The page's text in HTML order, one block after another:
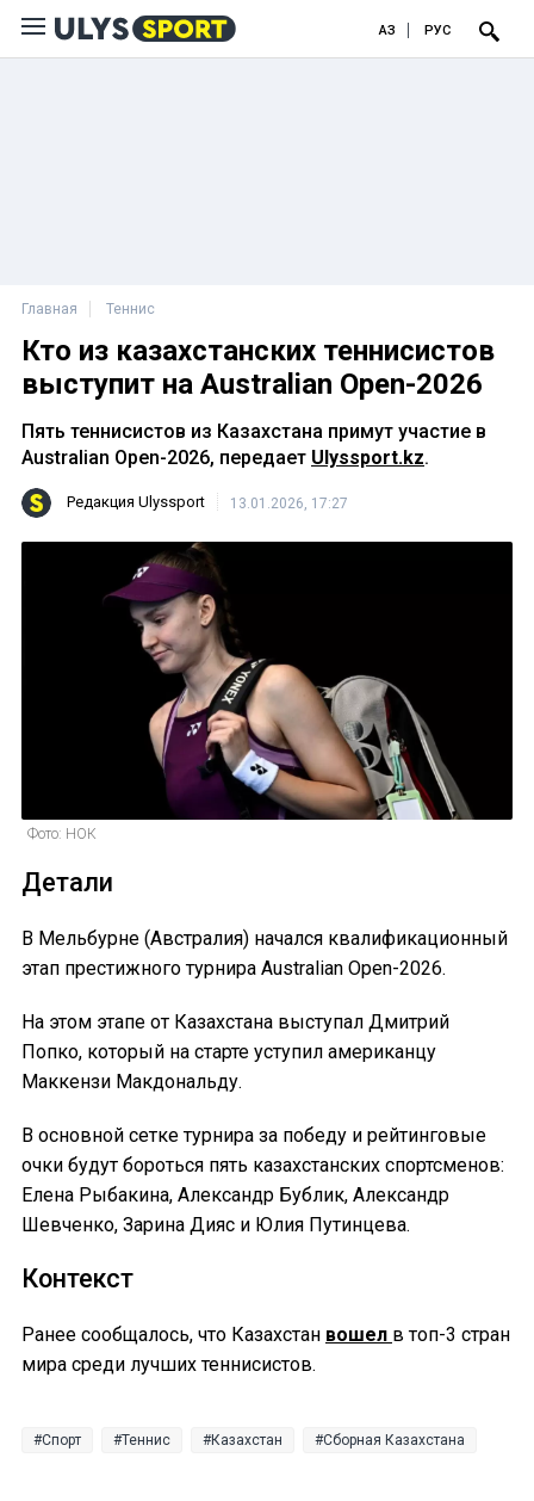
ҚАЗ РУС
Главная Теннис
Кто из казахстанских теннисистов
выступит на Australian Open-2026
Пять теннисистов из Казахстана примут участие в
Australian Open-2026, передает Ulyssport.kz.
Редакция Ulyssport 13.01.2026, 17:27
Фото: НОК
Детали
В Мельбурне (Австралия) начался квалификационный
этап престижного турнира Australian Open-2026.
На этом этапе от Казахстана выступал Дмитрий
Попко, который на старте уступил американцу
Маккензи Макдональду.
В основной сетке турнира за победу и рейтинговые
очки будут бороться пять казахстанских спортсменов:
Елена Рыбакина, Александр Бублик, Александр
Шевченко, Зарина Дияс и Юлия Путинцева.
Контекст
Ранее сообщалось, что Казахстан вошел в топ-3 стран
мира среди лучших теннисистов.
Спорт Теннис Казахстан Сборная Казахстана